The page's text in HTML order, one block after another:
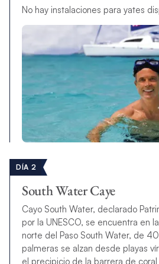
No hay instalaciones para yates
DÍA 2
South Water Caye
Cayo South Water, declarado
por la UNESCO, se encuentra en
norte del Paso South Water, de
palmeras se alzan desde playas
el precipicio de la barrera de